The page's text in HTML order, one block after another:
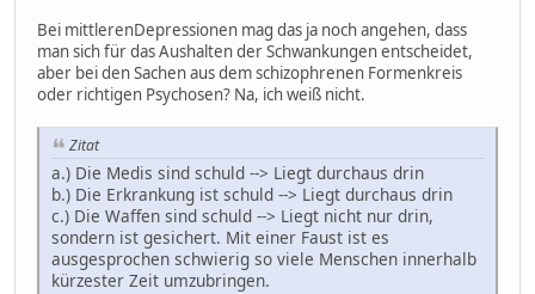
Bei mittlerenDepressionen mag das ja noch angehen, dass
man sich für das Aushalten der Schwankungen entscheidet,
aber bei den Sachen aus dem schizophrenen Formenkreis
oder richtigen Psychosen? Na, ich weiß nicht.
Zitat
a.) Die Medis sind schuld --> Liegt durchaus drin
b.) Die Erkrankung ist schuld --> Liegt durchaus drin
c.) Die Waffen sind schuld --> Liegt nicht nur drin,
sondern ist gesichert. Mit einer Faust ist es
ausgesprochen schwierig so viele Menschen innerhalb
kürzester Zeit umzubringen.